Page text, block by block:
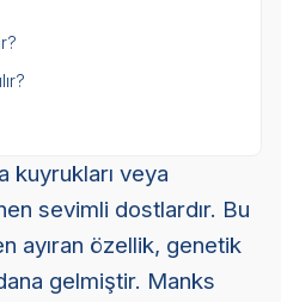
kuyrukları veya
sevimli dostlardır. Bu
ayıran özellik, genetik
gelmiştir. Manks